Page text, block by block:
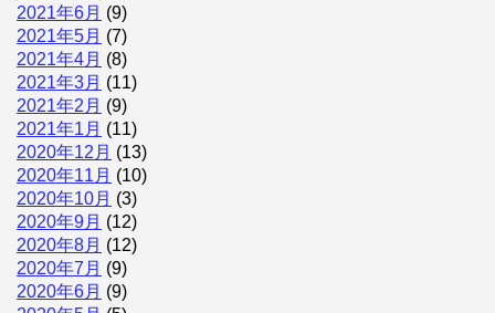
2021年6月 (9)
2021年5月 (7)
2021年4月 (8)
2021年3月 (11)
2021年2月 (9)
2021年1月 (11)
2020年12月 (13)
2020年11月 (10)
2020年10月 (3)
2020年9月 (12)
2020年8月 (12)
2020年7月 (9)
2020年6月 (9)